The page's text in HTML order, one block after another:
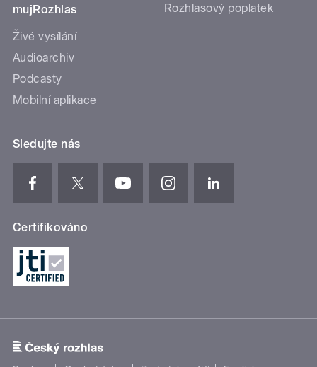
mujRozhlas
Živé vysílání
Audioarchiv
Podcasty
Mobilní aplikace
Rozhlasový poplatek
Sledujte nás
Certifikováno